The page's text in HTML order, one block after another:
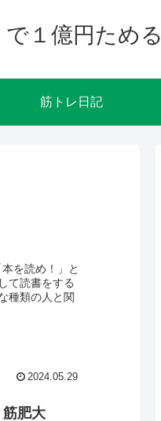
１億円ため
筋トレ日記
を読め！」と
て読書をする
種類の人と関
2024.05.29
筋肥大